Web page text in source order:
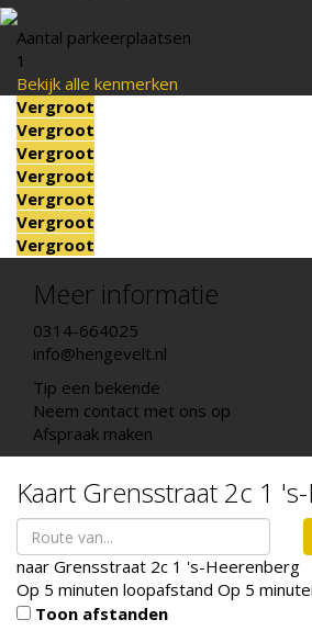
Aantal parkeerplaatsen
1
Bekijk alle kenmerken
Vergroot
Vergroot
Vergroot
Vergroot
Vergroot
Vergroot
Vergroot
Meer informatie
0314-664025
info@hengevelt.nl
Tip een bekende
Neem contact met ons op
Afspraak maken
Kaart Grensstraat 2c 1
naar Grensstraat 2c 1 's-Heerenberg
Op 5 minuten loopafstand Op 5
Toon afstanden